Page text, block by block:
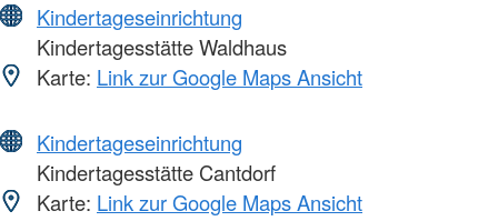
Kindertageseinrichtung
Kindertagesstätte Waldhaus
Karte: Link zur Google Maps Ansicht
Kindertageseinrichtung
Kindertagesstätte Cantdorf
Karte: Link zur Google Maps Ansicht